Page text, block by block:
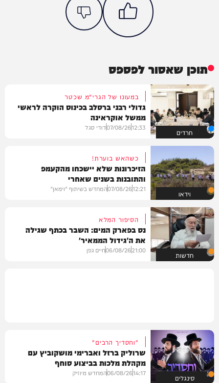
תוכן שאסור לפספס
חרדים
במעונו של הגרי"מ שכטר
גדולי רבני ברסלב בכינוס הוקרה לראשי
ממשל אוקראינה
12:33
07/08/26דודי סגל
וידאו
כשהאש בוערת!
הזיכרונות שלא יישכחו מהקעמפ
והתובנות בשנים שאחרי
12:21
07/08/26המחדש בשיתוף "וימאן"
חדשות
הסיפור המלא
נס בפארק המים: השבר בכתף שגילה
את ה'גידול הממאיר'
21:00
06/08/26חיים גפן
סינגלים
"וחסדיך הרבים"
שרוליק ברזל ואברימי מושקוביץ עם
מקהלת מלכות בביצוע סוחף
14:17
06/08/26המחדש מיוזיק